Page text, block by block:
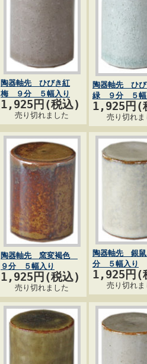
陶器軸先 ひびき紅
梅 ９分 ５幅入り
1,925円(税込)
売り切れました
陶器軸先 ひび
緑 ９分 ５幅
1,925円(
売り切れま
陶器軸先 窯変褐色
９分 ５幅入り
1,925円(税込)
売り切れました
陶器軸先 銀
分 ５幅入り
1,925円(
売り切れま